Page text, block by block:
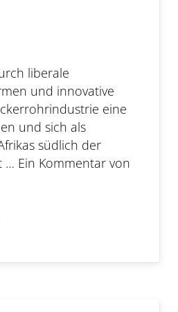
liberale
und innovative
eine
und sich als
südlich der
… Ein Kommentar von